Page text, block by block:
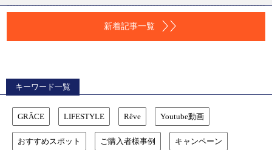
新着記事一覧
キーワード一覧
GRÂCE LIFESTYLE Rêve Youtube動画
おすすめスポット ご購入者様事例 キャンペーン